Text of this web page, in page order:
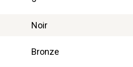
Noir
Bronze